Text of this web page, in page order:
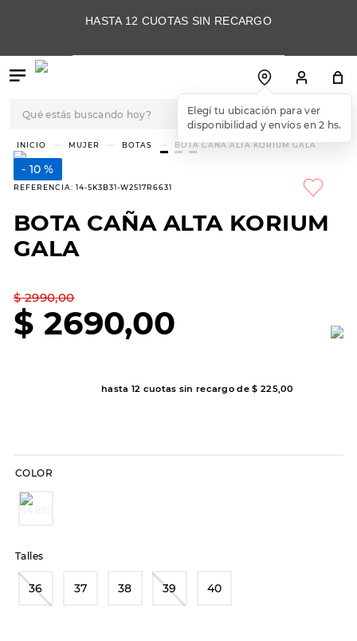
HASTA 12 CUOTAS SIN RECARGO
Elegí tu ubicación para ver
disponibilidad y envíos en 2 hs.
MUJER BOTAS BOTA CAÑA ALTA KORIUM GALA
10 %
REFERENCIA: 14-5K3B31-W2517R6631
BOTA CAÑA ALTA KORIUM
GALA
$ 2990,00
$ 2690,00
hasta 12 cuotas sin recargo de$ 225,00
COLOR
Talles
36 37 38 39 40
TÉRMINOS MÁS
BUSCADOS